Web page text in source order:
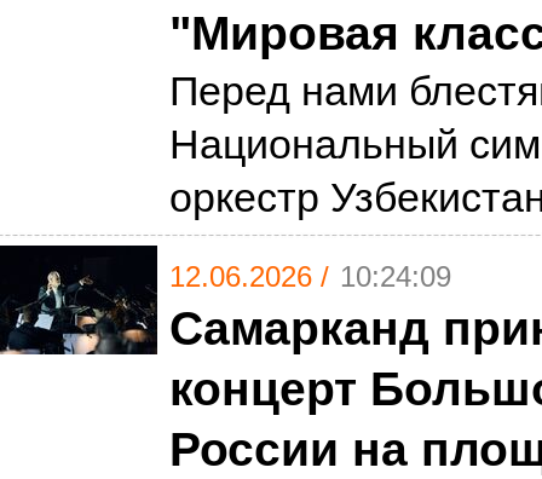
"Мировая
Перед нами
Национальный
оркестр
12.06.2026 / 10:24:09
Самарканд
концерт
России на